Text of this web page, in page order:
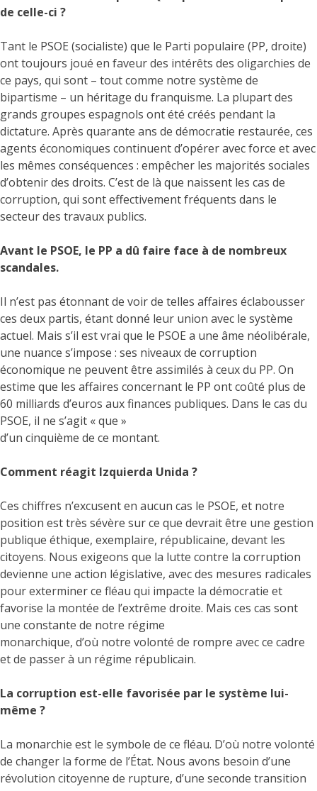
de celle-ci ?
Tant le PSOE (socialiste) que le Parti populaire (PP, droite)
ont toujours joué en faveur des intérêts des oligarchies de
ce pays, qui sont – tout comme notre système de
bipartisme – un héritage du franquisme. La plupart des
grands groupes espagnols ont été créés pendant la
dictature. Après quarante ans de démocratie restaurée, ces
agents économiques continuent d’opérer avec force et avec
les mêmes conséquences : empêcher les majorités sociales
d’obtenir des droits. C’est de là que naissent les cas de
corruption, qui sont effectivement fréquents dans le
secteur des travaux publics.
Avant le PSOE, le PP a dû faire face à de nombreux
scandales.
Il n’est pas étonnant de voir de telles affaires éclabousser
ces deux partis, étant donné leur union avec le système
actuel. Mais s’il est vrai que le PSOE a une âme néolibérale,
une nuance s’impose : ses niveaux de corruption
économique ne peuvent être assimilés à ceux du PP. On
estime que les affaires concernant le PP ont coûté plus de
60 milliards d’euros aux finances publiques. Dans le cas du
PSOE, il ne s’agit « que »
d’un cinquième de ce montant.
Comment réagit Izquierda Unida ?
Ces chiffres n’excusent en aucun cas le PSOE, et notre
position est très sévère sur ce que devrait être une gestion
publique éthique, exemplaire, républicaine, devant les
citoyens. Nous exigeons que la lutte contre la corruption
devienne une action législative, avec des mesures radicales
pour exterminer ce fléau qui impacte la démocratie et
favorise la montée de l’extrême droite. Mais ces cas sont
une constante de notre régime
monarchique, d’où notre volonté de rompre avec ce cadre
et de passer à un régime républicain.
La corruption est-elle favorisée par le système lui-
même ?
La monarchie est le symbole de ce fléau. D’où notre volonté
de changer la forme de l’État. Nous avons besoin d’une
révolution citoyenne de rupture, d’une seconde transition